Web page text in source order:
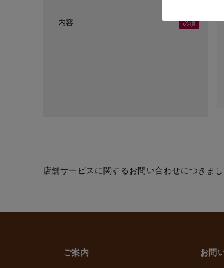
(６) お
・(１)
3. 個
内容
店舗サービスに関するお問い合わせにつきま
ご案内 お問